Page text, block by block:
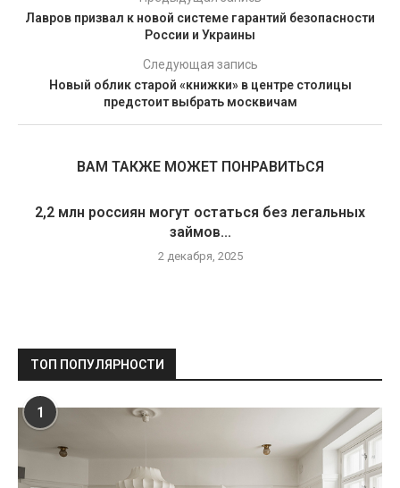
Лавров призвал к новой системе гарантий безопасности
России и Украины
Следующая запись
Новый облик старой «книжки» в центре столицы
предстоит выбрать москвичам
ВАМ ТАКЖЕ МОЖЕТ ПОНРАВИТЬСЯ
2,2 млн россиян могут остаться без легальных
займов...
2 декабря, 2025
ТОП ПОПУЛЯРНОСТИ
1